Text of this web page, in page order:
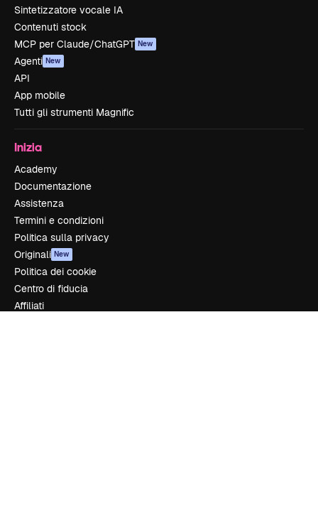
Sintetizzatore vocale IA
Contenuti stock
MCP per Claude/ChatGPT New
Agenti New
API
App mobile
Tutti gli strumenti Magnific
Inizia
Academy
Documentazione
Assistenza
Termini e condizioni
Politica sulla privacy
Originali New
Politica dei cookie
Centro di fiducia
Affiliati